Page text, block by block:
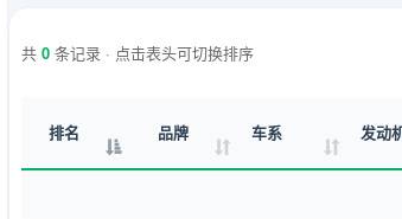
共 0 条记录 · 点击表头可切换排序
排名 品牌 车系 发动